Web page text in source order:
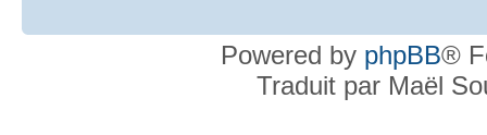
Powered by phpBB®
Traduit par Maël